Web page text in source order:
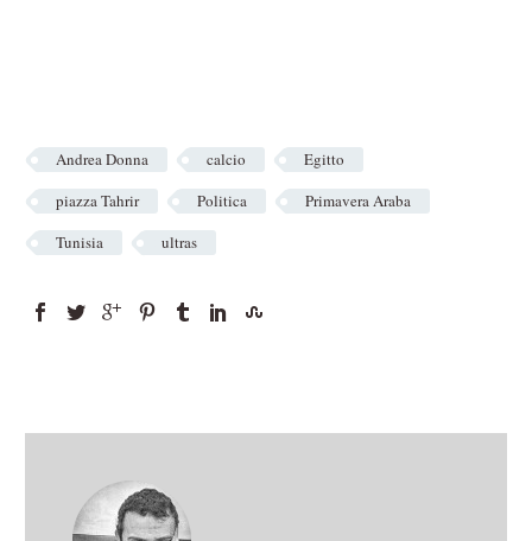
Andrea Donna calcio
Egitto
piazza Tahrir
Politica
Primavera Araba
Tunisia
ultras